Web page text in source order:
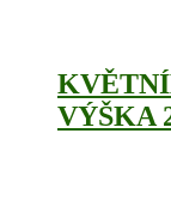
VÝŠKA